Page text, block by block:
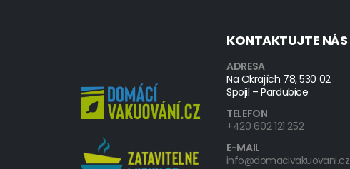
KONTAKTUJTE NÁS
ADRESA
Na Okrajích 78, 530 02
Spojil – Pardubice
TELEFON
+420 602 121 252
E-MAIL
info@domacivakuovani.cz